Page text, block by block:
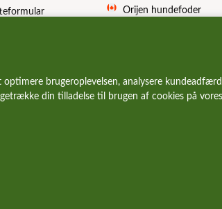
brugeroplevelsen, analysere
din tilladelse til brugen af cookies på
Orijen hundefoder
Ziwi Peak hundefoder
Carnilove hundefoder